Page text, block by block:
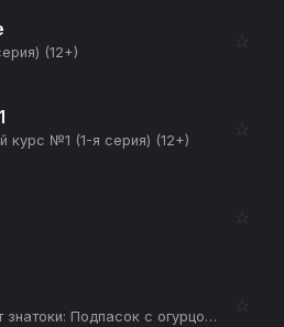
(12+)
☆
курс №1 (1-я серия) (12+)
☆
☆
Следствие ведут знатоки: Подпасок с огурцом (2-я серия) (12+)
☆